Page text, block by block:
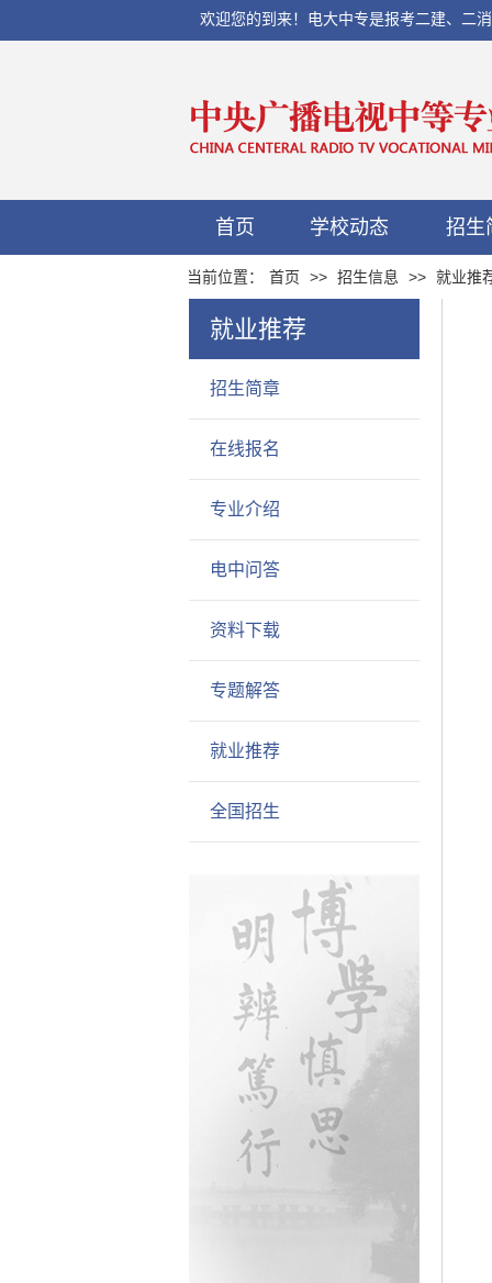
欢迎您的到来！电大中专是报考二建、二
首页 学校动态 招生
当前位置： 首页 >> 招生信息 >> 就业推
就业推荐
招生简章
在线报名
专业介绍
电中问答
资料下载
专题解答
就业推荐
全国招生